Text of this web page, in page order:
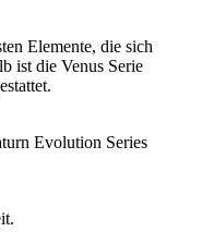
Elemente, die sich
ist die Venus Serie
Evolution Series